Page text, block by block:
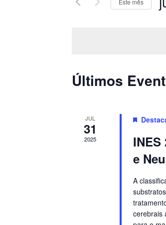
Pesquisa
Este mês
Últimos
JUL
31
2025
e
A
cerebrais